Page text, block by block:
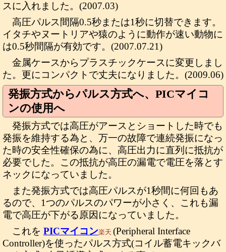
スに入れました。(2007.03)
高圧パルス間隔0.5秒または1秒に切替できます。
イタチやヌートリアや猿のように動作が速い動物に
は0.5秒間隔が有効です。(2007.07.21)
金属ケースからプラスチックケースに変更しまし
た。更にコンパクトで丈夫になりました。(2009.06)
発振方式からパルス方式へ、PICマイコ
ンの使用へ
発振方式では高圧がアースとショートした時でも
発振を維持する為と、万一の故障で連続発振になっ
た時の安全性確保の為に、高圧出力に直列に抵抗が
必要でした。この抵抗が高圧の漏電で電圧を落とす
ネックになっていました。
また発振方式では高圧パルスが1秒間に何回もあ
るので、1つのパルスのパワーが小さく、これも漏
電で高圧が下がる原因になっていました。
これをPICマイコン楽天(Peripheral Interface
Controller)を使ったパルス方式(コイル蓄電キックバ